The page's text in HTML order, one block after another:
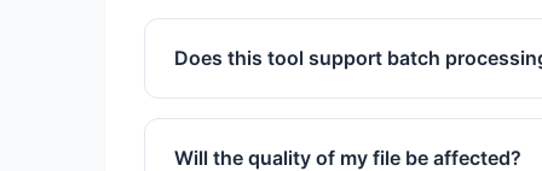
We support files up to 50MB for free
Does this tool support batch
Yes, you can upload and process
Will the quality of my file be affected?